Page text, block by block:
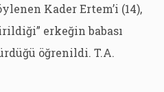
Kader Ertem’i (14),
erkeğin babası
öğrenildi. T.A.